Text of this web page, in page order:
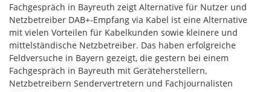
Fachgespräch in Bayreuth zeigt Alternative für Nutzer und
Netzbetreiber DAB+-Empfang via Kabel ist eine Alternative
mit vielen Vorteilen für Kabelkunden sowie kleinere und
mittelständische Netzbetreiber. Das haben erfolgreiche
Feldversuche in Bayern gezeigt, die gestern bei einem
Fachgespräch in Bayreuth mit Geräteherstellern,
Netzbetreibern Sendervertretern und Fachjournalisten